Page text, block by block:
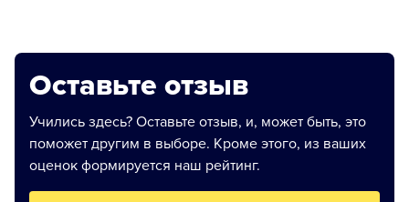
Оставьте отзыв
Учились здесь? Оставьте отзыв, и, может быть, это
поможет другим в выборе. Кроме этого, из ваших
оценок формируется наш рейтинг.